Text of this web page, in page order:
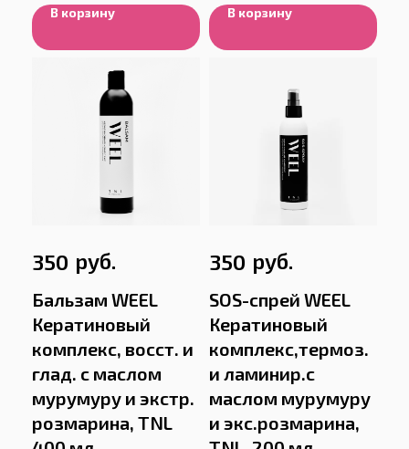
В корзину В корзину
350 руб.
Бальзам WEEL
Кератиновый
комплекс, восст. и
глад. с маслом
мурумуру и экстр.
розмарина, TNL
350 руб.
SOS-спрей WEEL
Кератиновый
комплекс,термоз.
и ламинир.с
маслом мурумуру
и экс.розмарина,